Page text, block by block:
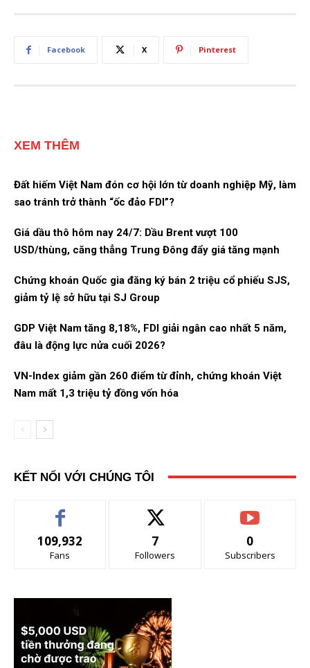
Facebook X Pinterest
XEM THÊM
Đất hiếm Việt Nam đón cơ hội lớn từ doanh nghiệp Mỹ, làm
sao tránh trở thành “ốc đảo FDI”?
Giá dầu thô hôm nay 24/7: Dầu Brent vượt 100
USD/thùng, căng thẳng Trung Đông đẩy giá tăng mạnh
Chứng khoán Quốc gia đăng ký bán 2 triệu cổ phiếu SJS,
giảm tỷ lệ sở hữu tại SJ Group
GDP Việt Nam tăng 8,18%, FDI giải ngân cao nhất 5 năm,
đâu là động lực nửa cuối 2026?
VN-Index giảm gần 260 điểm từ đỉnh, chứng khoán Việt
Nam mất 1,3 triệu tỷ đồng vốn hóa
KẾT NỐI VỚI CHÚNG TÔI
109,932
Fans
7
Followers
0
Subscribers